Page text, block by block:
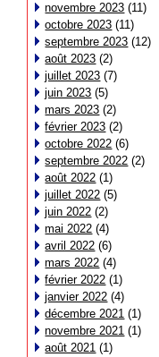
novembre 2023 (11)
octobre 2023 (11)
septembre 2023 (12)
août 2023 (2)
juillet 2023 (7)
juin 2023 (5)
mars 2023 (2)
février 2023 (2)
octobre 2022 (6)
septembre 2022 (2)
août 2022 (1)
juillet 2022 (5)
juin 2022 (2)
mai 2022 (4)
avril 2022 (6)
mars 2022 (4)
février 2022 (1)
janvier 2022 (4)
décembre 2021 (1)
novembre 2021 (1)
août 2021 (1)